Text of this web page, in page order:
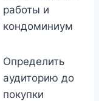
работы и
кондоминиум
Определить
аудиторию до
покупки